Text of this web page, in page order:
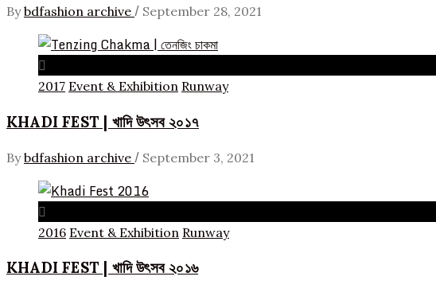
By bdfashion archive / September 28, 2021
2017 Event & Exhibition Runway
KHADI FEST | খাদি উৎসব ২০১৭
By bdfashion archive / September 3, 2021
2016 Event & Exhibition Runway
KHADI FEST | খাদি উৎসব ২০১৬